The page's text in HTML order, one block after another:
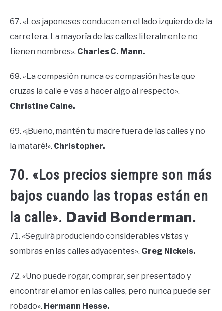
67. «Los japoneses conducen en el lado izquierdo de la
carretera. La mayoría de las calles literalmente no
tienen nombres». Charles C. Mann.
68. «La compasión nunca es compasión hasta que
cruzas la calle e vas a hacer algo al respecto».
Christine Caine.
69. «¡Bueno, mantén tu madre fuera de las calles y no
la mataré!». Christopher.
70. «Los precios siempre son más
bajos cuando las tropas están en
la calle». David Bonderman.
71. «Seguirá produciendo considerables vistas y
sombras en las calles adyacentes». Greg Nickels.
72. «Uno puede rogar, comprar, ser presentado y
encontrar el amor en las calles, pero nunca puede ser
robado». Hermann Hesse.